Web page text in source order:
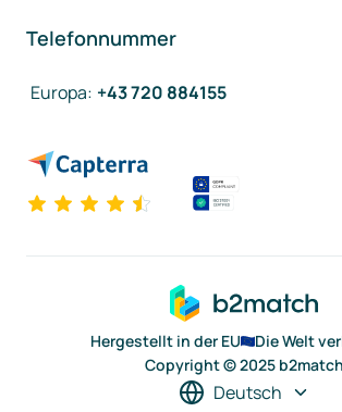
Telefonnummer
Europa: +43 720 884155
Hergestellt in der EU
Die Welt
Copyright © 2025 b2match
Deutsch